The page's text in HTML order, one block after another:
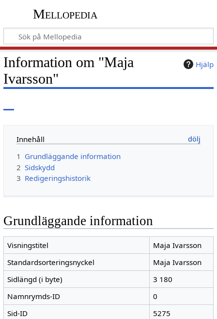
Mellopedia
Hjälp
Information om "Maja
Ivarsson"
Innehåll
1 Grundläggande information
2 Sidskydd
3 Redigeringshistorik
Grundläggande information
Visningstitel
Maja Ivarsson
Standardsorteringsnyckel
Maja Ivarsson
Sidlängd (i byte)
3 180
Namnrymds-ID
0
Sid-ID
5275